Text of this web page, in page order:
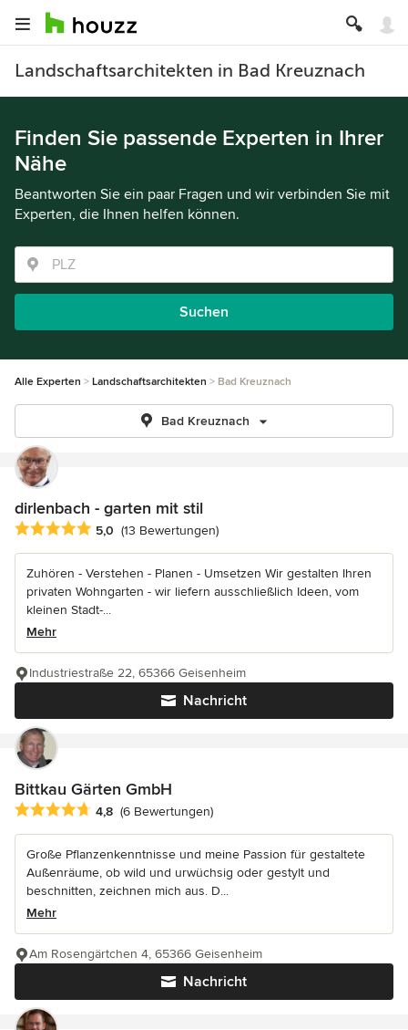
Landschaftsarchitekten in Bad Kreuznach
Finden Sie passende Experten in Ihrer
Nähe
Beantworten Sie ein paar Fragen und wir verbinden Sie mit
Experten, die Ihnen helfen können.
Suchen
Alle Experten Landschaftsarchitekten Bad Kreuznach
Bad Kreuznach
dirlenbach - garten mit stil
Durchschnittliche Bewertung: 5 von 5 Sternen
5,0 (13 Bewertungen)
Zuhören - Verstehen - Planen - Umsetzen Wir gestalten Ihren
privaten Wohngarten - wir liefern ausschließlich Ideen, vom
kleinen Stadt-...
Mehr
Nachricht
Industriestraße 22, 65366 Geisenheim
Bittkau Gärten GmbH
Durchschnittliche Bewertung: 4.8 von 5 Sternen
4,8 (6 Bewertungen)
Große Pflanzenkenntnisse und meine Passion für gestaltete
Außenräume, ob wild und urwüchsig oder gestylt und
beschnitten, zeichnen mich aus. D...
Mehr
Nachricht
Am Rosengärtchen 4, 65366 Geisenheim